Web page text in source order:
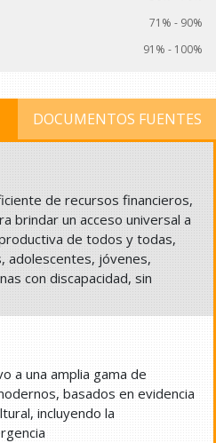
71% - 90%
91% - 100%
DOCUMENTOS FUENTES
de recursos financieros,
brindar un acceso universal a
de todos y todas,
adolescentes, jóvenes,
con discapacidad, sin
a una amplia gama de
basados en evidencia
incluyendo la